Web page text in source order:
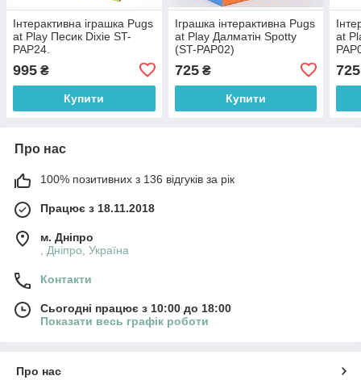
Інтерактивна іграшка Pugs
at Play Песик Dixie ST-
PAP24.
995 ₴
Купити
Іграшка інтерактивна Pugs
at Play Далматін Spotty
(ST-PAP02)
725₴
Купити
at
725
Про нас
100% позитивних з 136 відгуків за рік
Працює з 18.11.2018
м. Дніпро
, Дніпро, Україна
Контакти
Сьогодні працює з 10:00 до 18:00
Показати весь графік роботи
Про нас